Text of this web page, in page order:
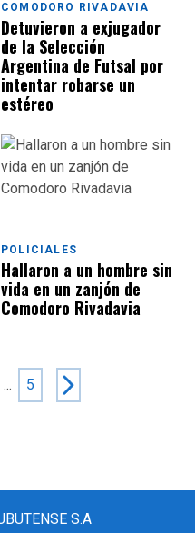
COMODORO RIVADAVIA
Detuvieron a exjugador
de la Selección
Argentina de Futsal por
intentar robarse un
estéreo
POLICIALES
Hallaron a un hombre sin
vida en un zanjón de
Comodoro Rivadavia
... 5
S.A